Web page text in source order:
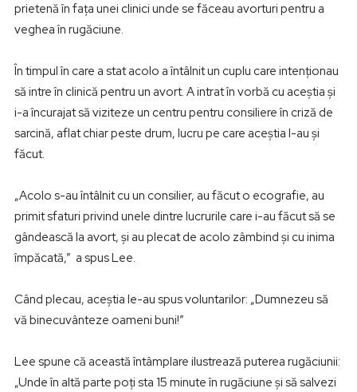
prietenă în faţa unei clinici unde se făceau avorturi pentru a
veghea în rugăciune.
În timpul în care a stat acolo a întâlnit un cuplu care intenţionau
să intre în clinică pentru un avort. A intrat în vorbă cu aceştia şi
i-a încurajat să viziteze un centru pentru consiliere în criză de
sarcină, aflat chiar peste drum, lucru pe care aceştia l-au şi
făcut.
„Acolo s-au întâlnit cu un consilier, au făcut o ecografie, au
primit sfaturi privind unele dintre lucrurile care i-au făcut să se
gândească la avort, şi au plecat de acolo zâmbind şi cu inima
împăcată,” a spus Lee.
Când plecau, aceştia le-au spus voluntarilor: „Dumnezeu să
vă binecuvânteze oameni buni!”
Lee spune că această întâmplare ilustrează puterea rugăciunii:
„Unde în altă parte poţi sta 15 minute în rugăciune şi să salvezi